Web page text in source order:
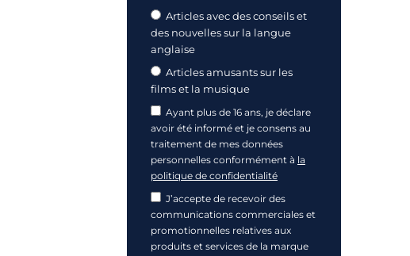
Articles avec des conseils et
des nouvelles sur la langue
anglaise
Articles amusants sur les
films et la musique
Ayant plus de 16 ans, je déclare
avoir été informé et je consens au
traitement de mes données
personnelles conformément à la
politique de confidentialité
J’accepte de recevoir des
communications commerciales et
promotionnelles relatives aux
produits et services de la marque